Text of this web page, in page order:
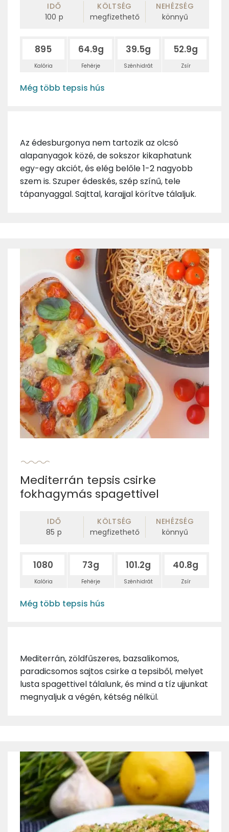
IDŐ
100 p
KÖLTSÉG
megfizethető
NEHÉZSÉG
könnyű
895
Kalória
64.9g
Fehérje
39.5g
Szénhidrát
52.9g
Zsír
Még több tepsis hús
Az édesburgonya nem tartozik az olcsó
alapanyagok közé, de sokszor kikaphatunk
egy-egy akciót, és elég belőle 1-2 nagyobb
szem is. Szuper édeskés, szép színű, tele
tápanyaggal. Sajttal, karajjal körítve tálaljuk.
Mediterrán tepsis csirke
fokhagymás spagettivel
IDŐ
85 p
KÖLTSÉG
megfizethető
NEHÉZSÉG
könnyű
1080
Kalória
73g
Fehérje
101.2g
Szénhidrát
40.8g
Zsír
Még több tepsis hús
Mediterrán, zöldfűszeres, bazsalikomos,
paradicsomos sajtos csirke a tepsiből, melyet
lusta spagettivel tálalunk, és mind a tíz ujjunkat
megnyaljuk a végén, kétség nélkül.